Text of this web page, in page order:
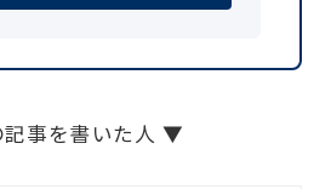
事を書いた人 ▼